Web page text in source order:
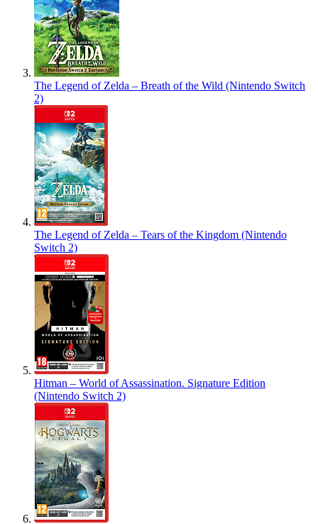
The Legend of Zelda – Breath of the Wild (Nintendo Switch
2)
The Legend of Zelda – Tears of the Kingdom (Nintendo
Switch 2)
Hitman – World of Assassination. Signature Edition
(Nintendo Switch 2)